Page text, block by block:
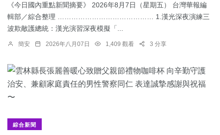
《今日國內重點新聞摘要》 2026年8月7日（星期五） 台灣華報編
輯部／綜合整理 …………………………………… 1.漢光深夜演練三
波欺敵護總統：​漢光演習深夜模擬「...
簡安 2026年八月07日 1,409 觀看 3 分享
綜合新聞